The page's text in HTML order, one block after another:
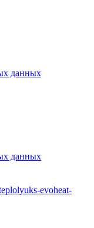
данных
данных